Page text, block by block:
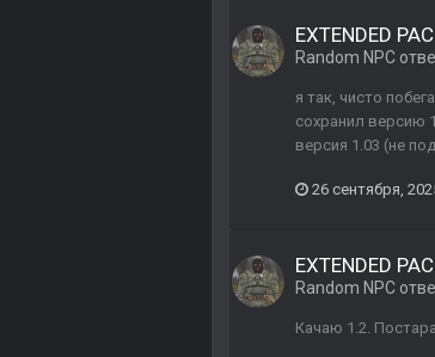
EXTENDED
Random NPC
я так, чисто
сохранил версию
версия 1.03 (не
26 сентября,
EXTENDED
Random NPC
Качаю 1.2.